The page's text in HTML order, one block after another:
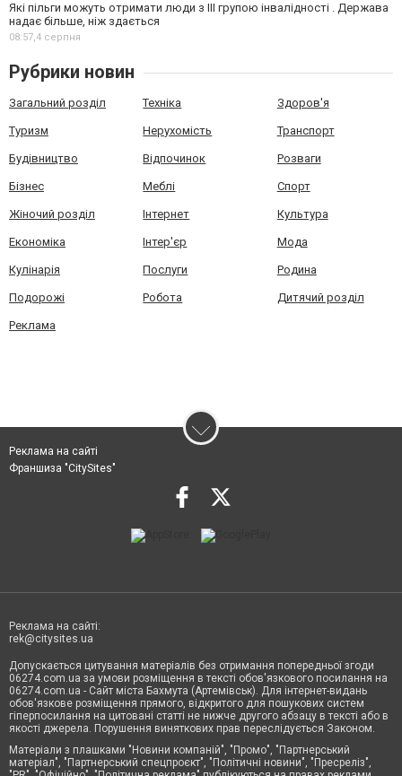
Які пільги можуть отримати люди з III групою інвалідності . Держава
надає більше, ніж здається
08:57,4 серпня
Рубрики новин
Загальний розділ Техніка Здоров'я
Туризм Нерухомість Транспорт
Будівництво Відпочинок Розваги
Бізнес Меблі Спорт
Жіночий розділ Інтернет Культура
Економіка Інтер'єр Мода
Кулінарія Послуги Родина
Подорожі Робота Дитячий розділ
Реклама
Реклама на сайті
Франшиза "CitySites"
Реклама на сайті:
rek@citysites.ua
Допускається цитування матеріалів без отримання попередньої згоди
06274.com.ua за умови розміщення в тексті обов'язкового посилання на
06274.com.ua - Сайт міста Бахмута (Артемівськ). Для інтернет-видань
обов'язкове розміщення прямого, відкритого для пошукових систем
гіперпосилання на цитовані статті не нижче другого абзацу в тексті або в
якості джерела. Порушення виняткових прав переслідується Законом.
Матеріали з плашками "Новини компаній", "Промо", "Партнерський
матеріал", "Партнерський спецпроєкт", "Політичні новини", "Пресреліз",